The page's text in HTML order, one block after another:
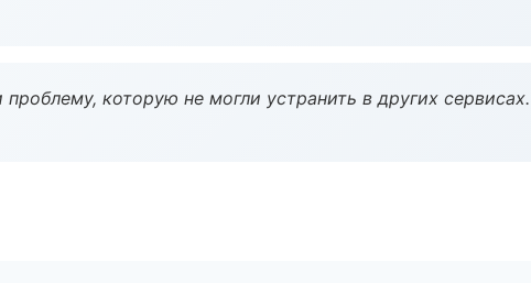
которую не могли устранить в других сервисах.